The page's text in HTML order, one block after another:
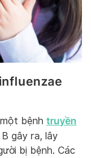
bệnh truyền
gây ra, lây
bị bệnh. Các